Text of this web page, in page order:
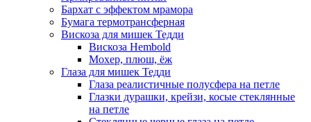
Бархат с эффектом мрамора
Бумага термотрансферная
Вискоза для мишек Тедди
Вискоза Hembold
Мохер, плюш, ёж
Глаза для мишек Тедди
Глаза реалистичные полусфера на петле
Глазки дурашки, крейзи, косые стеклянные
на петле